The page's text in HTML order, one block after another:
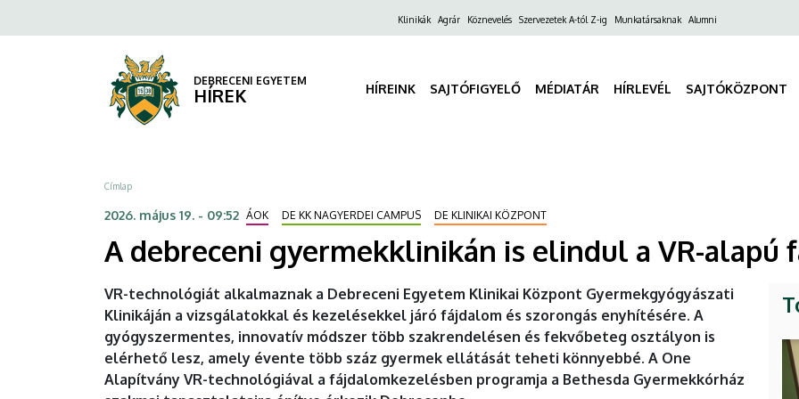
debreceni
gyermekklinikán
fájdalomkezelés
DEBRECENI
a
FelsőKlinikák Agrár Köznevelés Szervezetek A-tól Z-ig Munkatársaknak Alumni
DEBRECENI EGYETEM
HÍREK HÍREINK SAJTÓFIGYELŐ MÉDIATÁR HÍRLEVÉL SAJTÓKÖZPONT
Morzsa
Címlap
2026. május 19. - 09:52 ÁOK DE KK NAGYERDEI CAMPUS DE KLINIKAI KÖZPONT
A debreceni gyermekklinikán is elindul a VR-alapú
VR-technológiát alkalmaznak a Debreceni Egyetem Klinikai Központ Gyermekgyógyászati
Klinikáján a vizsgálatokkal és kezelésekkel járó fájdalom és szorongás enyhítésére. A
gyógyszermentes, innovatív módszer több szakrendelésen és fekvőbeteg osztályon is
elérhető lesz, amely évente több száz gyermek ellátását teheti könnyebbé. A One
Alapítvány VR-technológiával a fájdalomkezelésben programja a Bethesda Gyermekkórház